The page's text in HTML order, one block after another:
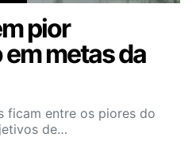
pior
metas da
ficam entre os piores do
de…